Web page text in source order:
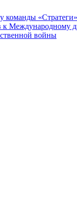
команды «Стратеги»
к
войны